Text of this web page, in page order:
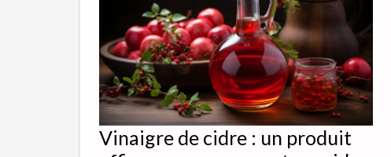
Vinaigre de cidre : un produit